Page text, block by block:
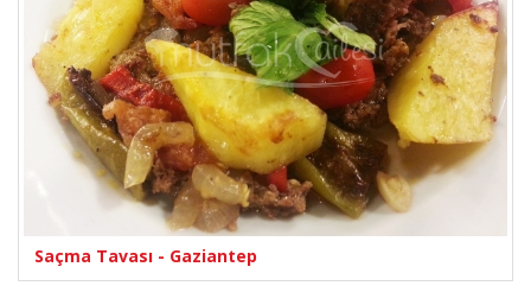
Saçma Tavası - Gaziantep